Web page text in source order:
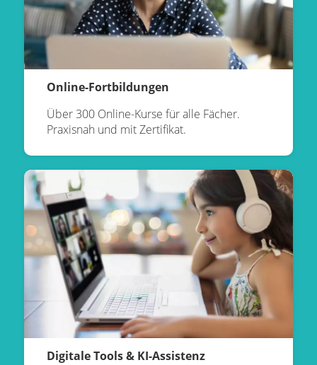
Online-Fortbildungen
Über 300 Online-Kurse für alle Fächer.
Praxisnah und mit Zertifikat.
Digitale Tools & KI-Assistenz